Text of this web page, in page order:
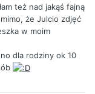
też nad jakąś fajną
że Julcio zdjęć
w moim
dla rodziny ok 10